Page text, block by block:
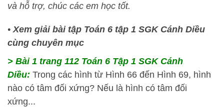
và hỗ trợ, chúc các em học tốt.
• Xem giải bài tập Toán 6 tập 1 SGK Cánh Diều
cùng chuyên mục
> Bài 1 trang 112 Toán 6 Tập 1 SGK Cánh
Diều: Trong các hình từ Hình 66 đến Hình 69, hình
nào có tâm đối xứng? Nếu là hình có tâm đối
xứng...